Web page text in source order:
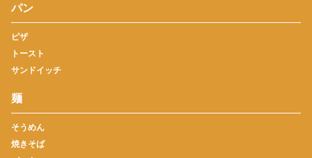
パン
ピザ
トースト
サンドイッチ
麺
そうめん
焼きそば